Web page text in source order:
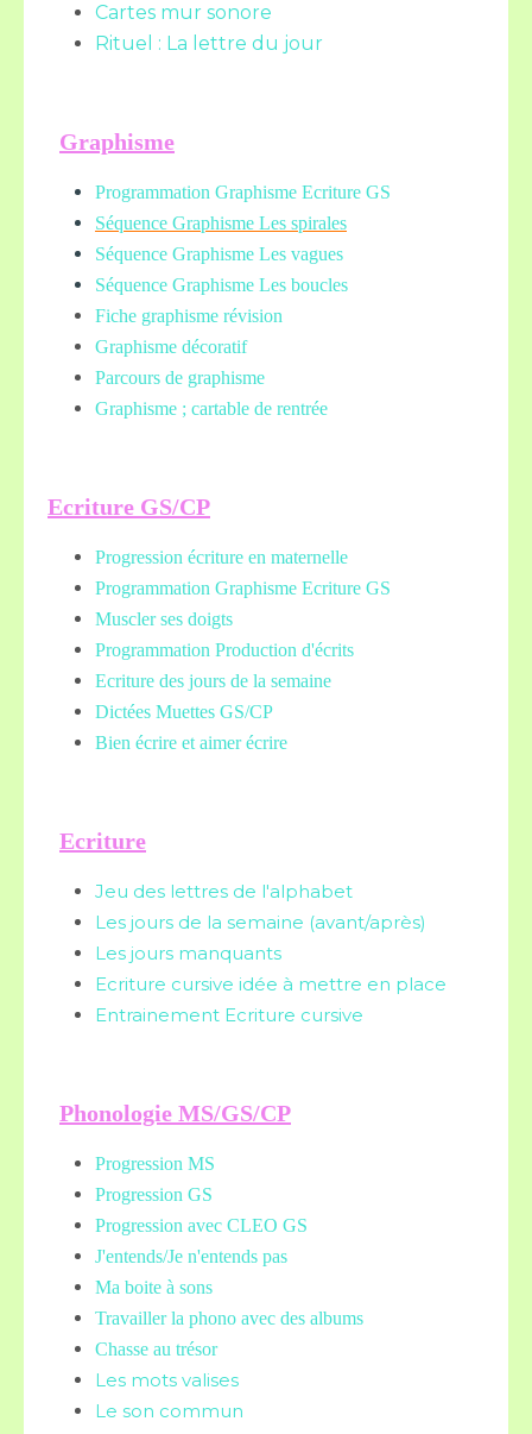
Cartes mur sonore
Rituel : La lettre du jour
Graphisme
Programmation Graphisme Ecriture GS
Séquence Graphisme Les spirales
Séquence Graphisme Les vagues
Séquence Graphisme Les boucles
Fiche graphisme révision
Graphisme décoratif
Parcours de graphisme
Graphisme ; cartable de rentrée
Ecriture GS/CP
Progression écriture en maternelle
Programmation Graphisme Ecriture GS
Muscler ses doigts
Programmation Production d'écrits
Ecriture des jours de la semaine
Dictées Muettes GS/CP
Bien écrire et aimer écrire
Ecriture
Jeu des lettres de l'alphabet
Les jours de la semaine (avant/après)
Les jours manquants
Ecriture cursive idée à mettre en place
Entrainement Ecriture cursive
Phonologie MS/GS/CP
Progression MS
Progression GS
Progression avec CLEO GS
J'entends/Je n'entends pas
Ma boite à sons
Travailler la phono avec des albums
Chasse au trésor
Les mots valises
Le son commun